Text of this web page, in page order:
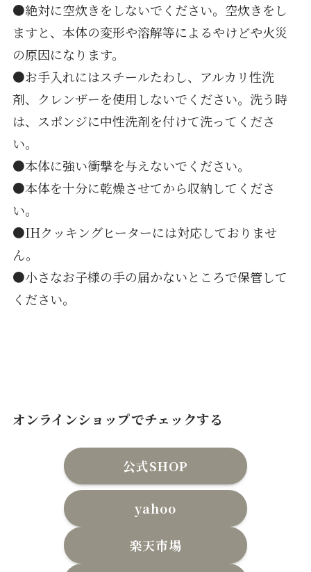
●絶対に空炊きをしないでください。空炊きをし
ますと、本体の変形や溶解等によるやけどや火災
の原因になります。
●お手入れにはスチールたわし、アルカリ性洗
剤、クレンザーを使用しないでください。洗う時
は、スポンジに中性洗剤を付けて洗ってくださ
い。
●本体に強い衝撃を与えないでください。
●本体を十分に乾燥させてから収納してくださ
い。
●IHクッキングヒーターには対応しておりませ
ん。
●小さなお子様の手の届かないところで保管して
ください。
オンラインショップでチェックする
公式SHOP
yahoo
楽天市場